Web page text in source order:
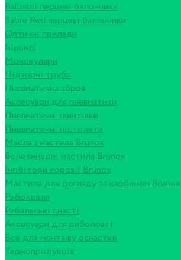
Ballistol перцеві балончики
Sabre Red перцеві балончики
Оптичні прилади
Біноклі
Монокуляри
Підзорні труби
Пневматична зброя
Аксесуари для пневматики
Пневматичні гвинтівки
Пневматичні пістолети
Масла і мастила Brunox
Велосипедні мастила Brunox
Інгібітори корозії Brunox
Мастила для догляду за карбоном Brunox
Риболовля
Рибальські снасті
Аксесуари для риболовлі
Все для монтажу оснастки
Термопродукція